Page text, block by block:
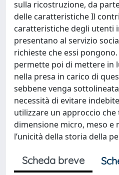
sulla ricostruzione, da
delle caratteristiche Il
caratteristiche degli utenti
presentano al servizio
richieste che essi
permette poi di mettere in
nella presa in carico di
sebbene venga
necessità di evitare
utilizzare un approccio che
dimensione micro, meso e
l’unicità della storia della
Scheda breve